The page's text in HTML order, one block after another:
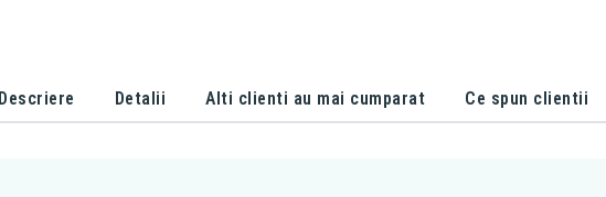
Descriere Detalii Alti clienti au mai cumparat Ce spun clientii